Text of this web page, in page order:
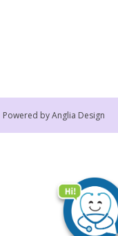
Powered byAnglia Design